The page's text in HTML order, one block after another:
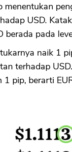
menentukan
USD.
berada pada
naik 1
terhadap
pip, berarti